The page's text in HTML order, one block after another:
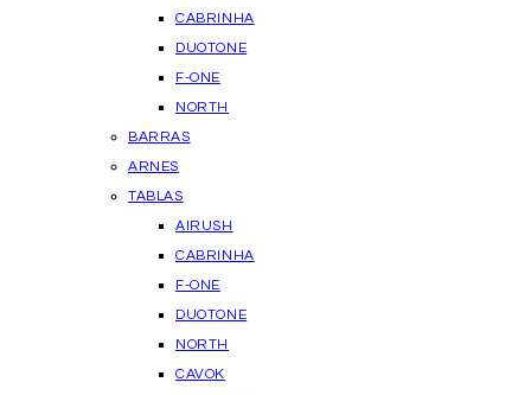
CABRINHA
DUOTONE
F-ONE
NORTH
BARRAS
ARNES
TABLAS
AIRUSH
CABRINHA
F-ONE
DUOTONE
NORTH
CAVOK